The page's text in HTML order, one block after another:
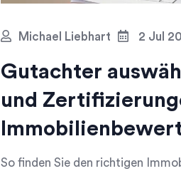
Michael Liebhart 2 Jul
Gutachter
und
So finden Sie den richtigen